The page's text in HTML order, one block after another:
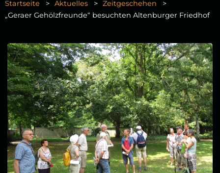
Startseite Aktuelles
Zeitgeschehen
„Geraer Gehölzfreunde“ besuchten Altenburger Friedhof